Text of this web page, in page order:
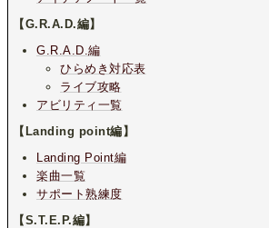
【G.R.A.D.編】
G.R.A.D.編
ひらめき対応表
ライブ攻略
アビリティ一覧
【Landing point編】
Landing Point編
楽曲一覧
サポート熟練度
【S.T.E.P.編】